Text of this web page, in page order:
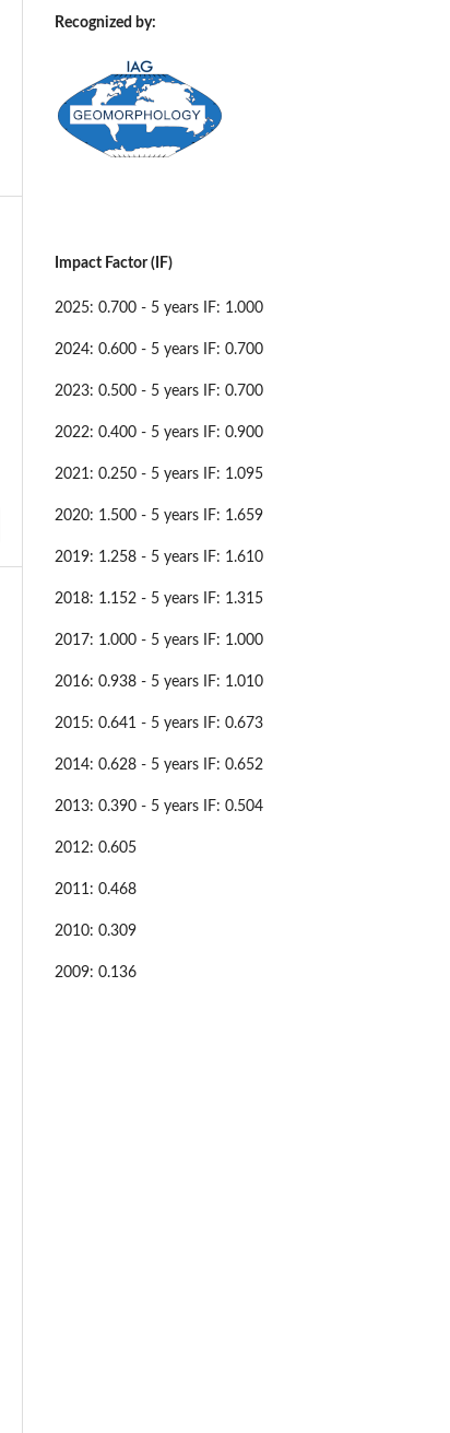
Recognized by:
Impact Factor (IF)
2025: 0.700 - 5 years IF: 1.000
2024: 0.600 - 5 years IF: 0.700
2023: 0.500 - 5 years IF: 0.700
2022: 0.400 - 5 years IF: 0.900
2021: 0.250 - 5 years IF: 1.095
2020: 1.500 - 5 years IF: 1.659
2019: 1.258 - 5 years IF: 1.610
2018: 1.152 - 5 years IF: 1.315
2017: 1.000 - 5 years IF: 1.000
2016: 0.938 - 5 years IF: 1.010
2015: 0.641 - 5 years IF: 0.673
2014: 0.628 - 5 years IF: 0.652
2013: 0.390 - 5 years IF: 0.504
2012: 0.605
2011: 0.468
2010: 0.309
2009: 0.136